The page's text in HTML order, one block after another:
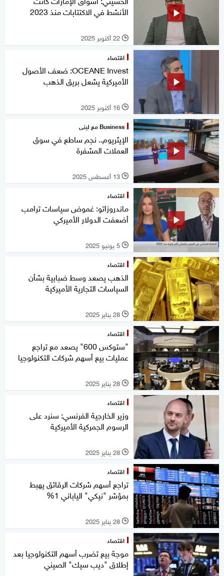
الأنشط في الاكتتابات منذ 2023
l 22 أكتوبر 2025
اقتصاد
OCEANE Invest: ضعف الأصول
الأميركية يشعل بريق الذهب
l 16 أكتوبر 2025
Business مع لبنى
الإيثريوم.. نجم ساطع في سوق
العملات المشفرة
l 13 أغسطس 2025
اقتصاد
ماندروزاتو: غموض سياسات ترامب
أضعفت الدولار الأميركي
l 5 يونيو 2025
اقتصاد
الذهب يصعد وسط ضبابية بشأن
السياسات التجارية الأميركية
l 28 يناير 2025
اقتصاد
"ستوكس 600" يصعد مع تراجع
عمليات بيع أسهم شركات التكنولوجيا
l 28 يناير 2025
اقتصاد
وزير الخارجية الفرنسي: سنرد على
الرسوم الجمركية الأميركية
l 28 يناير 2025
اقتصاد
تراجع أسهم شركات الرقائق يهبط
بمؤشر "نيكي" الياباني 1%
l 28 يناير 2025
اقتصاد
موجة بيع تضرب أسهم التكنولوجيا بعد
إطلاق "ديب سيك" الصيني